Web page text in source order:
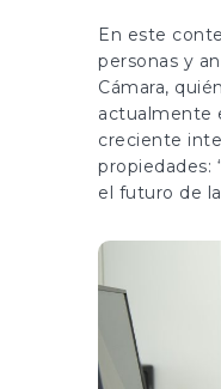
En este
personas y
Cámara,
actualmente
creciente
propiedades:
el futuro de